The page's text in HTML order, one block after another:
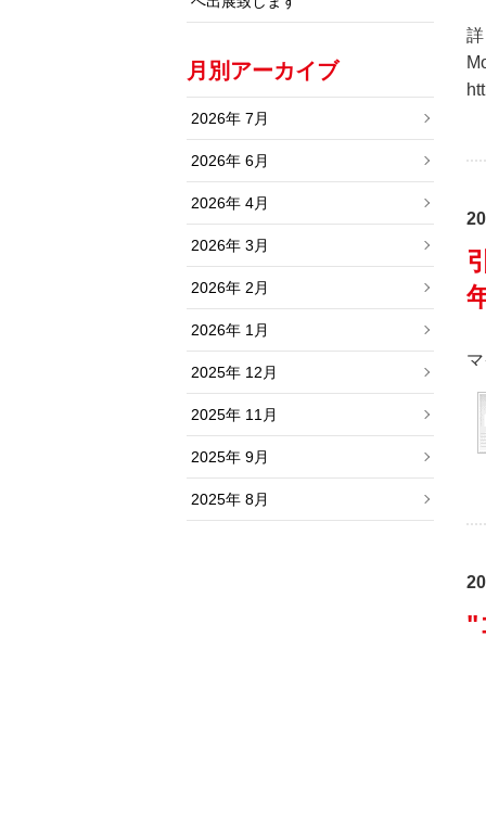
"
月別アーカイブ
2026年 7月
2026年 6月
2026年 4月
2026年 3月
2026年 2月
2026年 1月
2025年 12月
2025年 11月
2025年 9月
2025年 8月